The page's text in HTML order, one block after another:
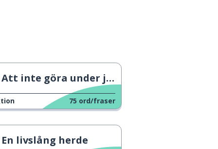
Att inte göra under jobbintervjun
75 ord/fraser
En livslång herde